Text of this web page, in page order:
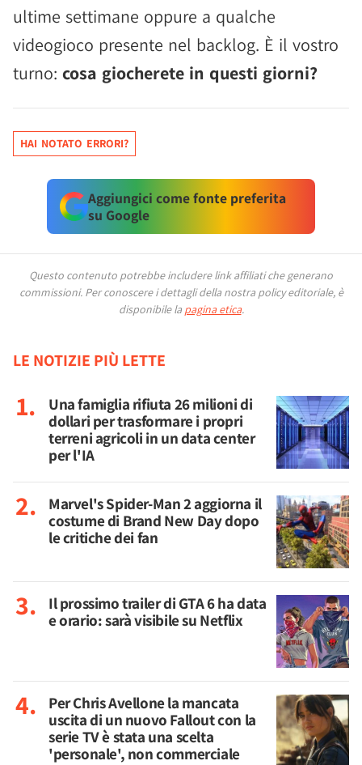
ultime settimane oppure a qualche
videogioco presente nel backlog. È il vostro
turno: cosa giocherete in questi giorni?
HAI NOTATO ERRORI?
Aggiungici come fonte preferita
su Google
Questo contenuto potrebbe includere link affiliati che generano
commissioni. Per conoscere i dettagli della nostra policy editoriale, è
disponibile la pagina etica.
LE NOTIZIE PIÙ LETTE
Una famiglia rifiuta 26 milioni di
dollari per trasformare i propri
terreni agricoli in un data center
per l'IA
Marvel's Spider-Man 2 aggiorna il
costume di Brand New Day dopo
le critiche dei fan
Il prossimo trailer di GTA 6 ha data
e orario: sarà visibile su Netflix
Per Chris Avellone la mancata
uscita di un nuovo Fallout con la
serie TV è stata una scelta
'personale', non commerciale